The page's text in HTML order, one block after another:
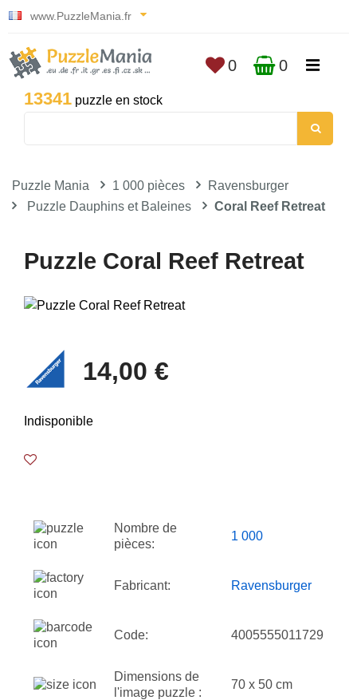
www.PuzzleMania.fr
13341 puzzle en stock
0 0
Puzzle Mania 1 000 pièces
Ravensburger
Puzzle Dauphins et Baleines
Coral Reef Retreat
Puzzle Coral Reef Retreat
14,00 €
Indisponible
Nombre de
pièces:
1 000
Fabricant: Ravensburger
Code: 4005555011729
Dimensions de
l'image puzzle :
70 x 50 cm